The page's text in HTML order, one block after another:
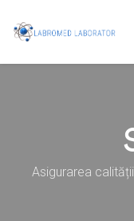
Asigurarea